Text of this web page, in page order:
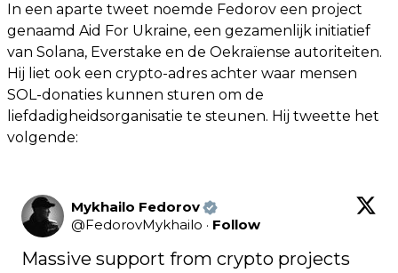
In een aparte tweet noemde Fedorov een project
genaamd Aid For Ukraine, een gezamenlijk initiatief
van Solana, Everstake en de Oekraïense autoriteiten.
Hij liet ook een crypto-adres achter waar mensen
SOL-donaties kunnen sturen om de
liefdadigheidsorganisatie te steunen. Hij tweette het
volgende:
Mykhailo Fedorov
@FedorovMykhailo · Follow